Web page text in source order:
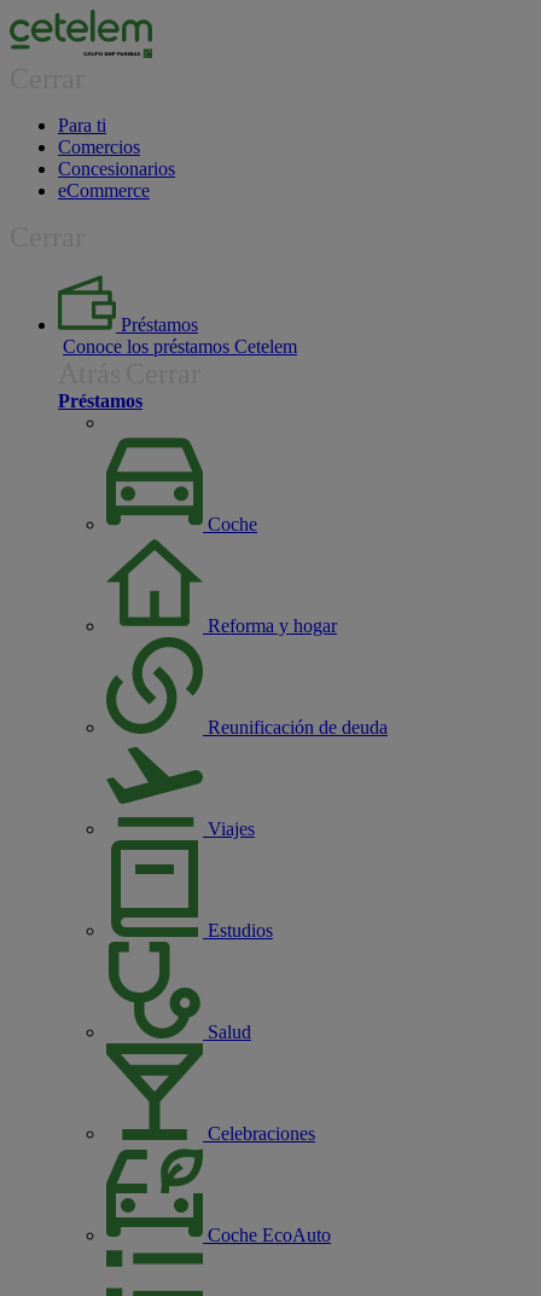
Para ti
Comercios
Concesionarios
eCommerce
Préstamos
Conoce los préstamos Cetelem
Préstamos
Coche
Reforma y hogar
Reunificación de deuda
Viajes
Estudios
Salud
Celebraciones
Coche EcoAuto